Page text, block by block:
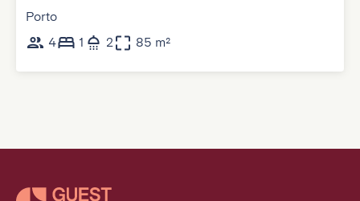
Porto
4
1 2 85 m²